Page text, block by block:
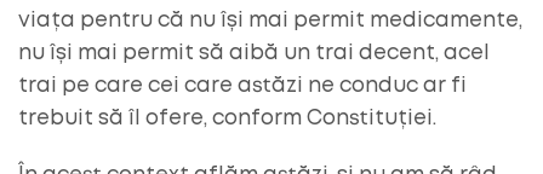
viața pentru că nu își mai permit medicamente,
nu își mai permit să aibă un trai decent, acel
trai pe care cei care astăzi ne conduc ar fi
trebuit să îl ofere, conform Constituției.